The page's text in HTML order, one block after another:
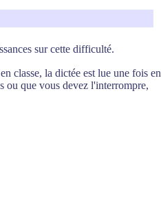
sur cette difficulté.
classe, la dictée est lue une fois en
ou que vous devez l'interrompre,